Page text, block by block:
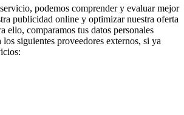
podemos comprender y evaluar mejor
publicidad online y optimizar nuestra oferta
ello, comparamos tus datos personales
los siguientes proveedores externos, si ya